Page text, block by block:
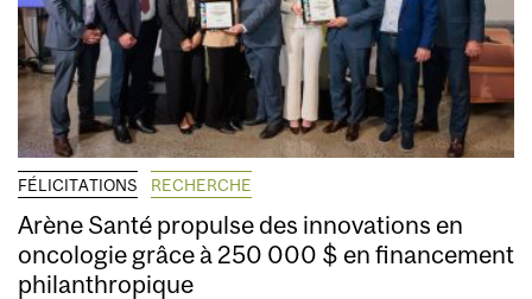
FÉLICITATIONS RECHERCHE
Arène Santé propulse des innovations en
oncologie grâce à 250 000 $ en financement
philanthropique